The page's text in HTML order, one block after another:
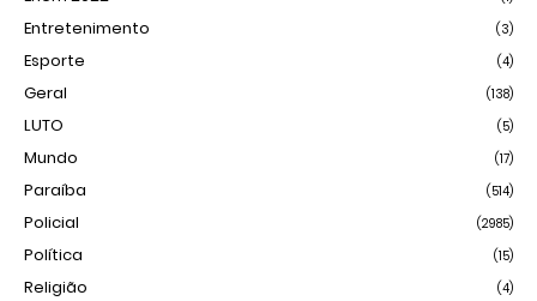
Entretenimento (3)
Esporte (4)
Geral (138)
LUTO (5)
Mundo (17)
Paraíba (514)
Policial (2985)
Política (15)
Religião (4)